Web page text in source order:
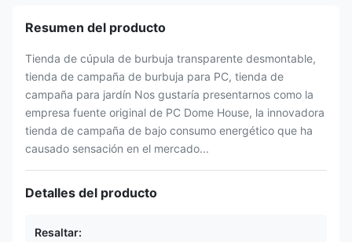
Resumen del producto
Tienda de cúpula de burbuja transparente desmontable,
tienda de campaña de burbuja para PC, tienda de
campaña para jardín Nos gustaría presentarnos como la
empresa fuente original de PC Dome House, la innovadora
tienda de campaña de bajo consumo energético que ha
causado sensación en el mercado...
Detalles del producto
Resaltar: